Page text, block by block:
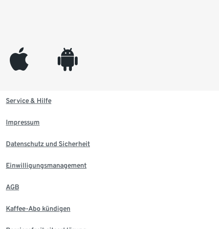
appleinc android
Service & Hilfe
Impressum
Datenschutz und Sicherheit
Einwilligungsmanagement
AGB
Kaffee-Abo kündigen